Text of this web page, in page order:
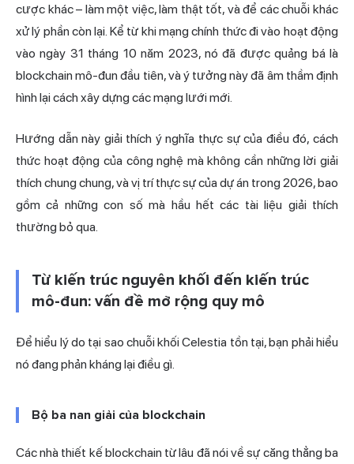
cược khác – làm một việc, làm thật tốt, và để các chuỗi khác
xử lý phần còn lại. Kể từ khi mạng chính thức đi vào hoạt động
vào ngày 31 tháng 10 năm 2023, nó đã được quảng bá là
blockchain mô-đun đầu tiên, và ý tưởng này đã âm thầm định
hình lại cách xây dựng các mạng lưới mới.
Hướng dẫn này giải thích ý nghĩa thực sự của điều đó, cách
thức hoạt động của công nghệ mà không cần những lời giải
thích chung chung, và vị trí thực sự của dự án trong 2026, bao
gồm cả những con số mà hầu hết các tài liệu giải thích
thường bỏ qua.
Từ kiến trúc nguyên khối đến kiến trúc
mô-đun: vấn đề mở rộng quy mô
Để hiểu lý do tại sao chuỗi khối Celestia tồn tại, bạn phải hiểu
nó đang phản kháng lại điều gì.
Bộ ba nan giải của blockchain
Các nhà thiết kế blockchain từ lâu đã nói về sự căng thẳng ba